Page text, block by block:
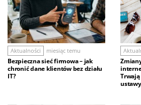
Aktualności miesiąc temu
Bezpieczna sieć firmowa – jak
chronić dane klientów bez działu
IT?
ustawy